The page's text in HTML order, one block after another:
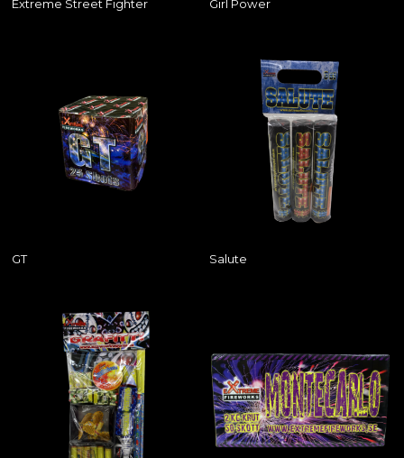
Extreme Street Fighter Girl Power
GT Salute